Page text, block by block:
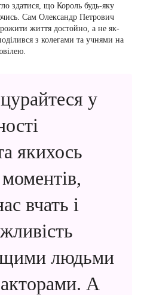
здатися, що Король будь-яку
Сам Олександр Петрович
життя достойно, а не як-
з колегами та учнями на
у
якихось
вчать і
людьми
А